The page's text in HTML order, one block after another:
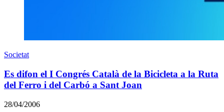
Societat
Es difon el I Congrés Català de la Bicicleta a la Ruta
del Ferro i del Carbó a Sant Joan
28/04/2006